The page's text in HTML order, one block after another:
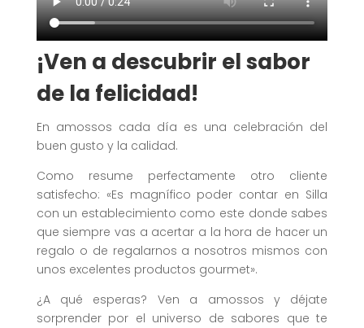
¡Ven a descubrir el sabor
de la felicidad!
En amossos cada día es una celebración del
buen gusto y la calidad.
Como resume perfectamente otro cliente
satisfecho: «Es magnífico poder contar en Silla
con un establecimiento como este donde sabes
que siempre vas a acertar a la hora de hacer un
regalo o de regalarnos a nosotros mismos con
unos excelentes productos gourmet».
¿A qué esperas? Ven a amossos y déjate
sorprender por el universo de sabores que te